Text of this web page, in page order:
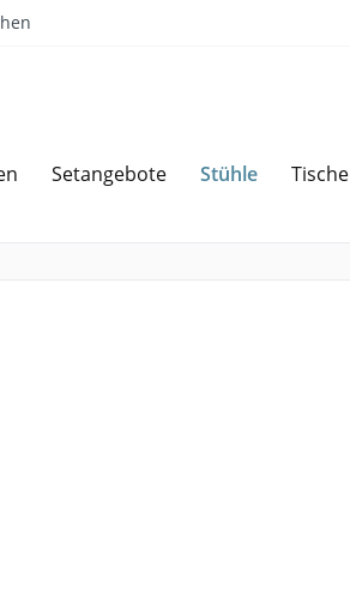
Setangebote Stühle Tische
Sparen bei Angebotsanfrage